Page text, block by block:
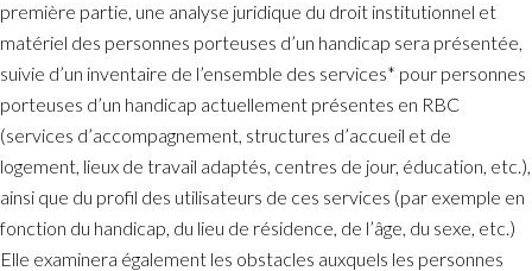
première partie, une analyse juridique du droit institutionnel et
matériel des personnes porteuses d’un handicap sera présentée,
suivie d’un inventaire de l’ensemble des services* pour personnes
porteuses d’un handicap actuellement présentes en RBC
(services d’accompagnement, structures d’accueil et de
logement, lieux de travail adaptés, centres de jour, éducation, etc.),
ainsi que du profil des utilisateurs de ces services (par exemple en
fonction du handicap, du lieu de résidence, de l’âge, du sexe, etc.)
Elle examinera également les obstacles auxquels les personnes